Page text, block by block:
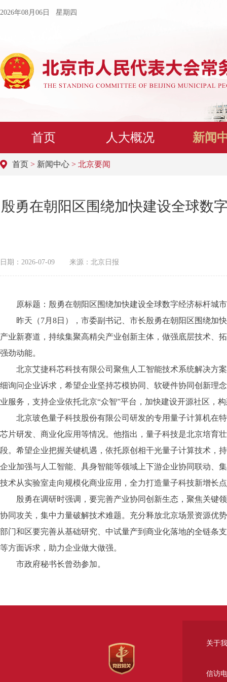
2026年08月06日 星期四
首页 人大概况 新闻
首页 > 新闻中心 > 北京要闻
殷勇在朝阳区围绕加快建设全球数
日期：2026-07-09 来源：北京日报
原标题：殷勇在朝阳区围绕加快建设全球数字经济标杆城
昨天（7月8日），市委副书记、市长殷勇在朝阳区围绕加快
产业新赛道，持续集聚高精尖产业创新主体，做强底层技术、
强劲动能。
北京艾捷科芯科技有限公司聚焦人工智能技术系统解决方案
细询问企业诉求，希望企业坚持芯模协同、软硬件协同创新理
业服务，支持企业依托北京“众智”平台，加快建设开源社区，
北京玻色量子科技股份有限公司研发的专用量子计算机在特
芯片研发、商业化应用等情况。他指出，量子科技是北京培育
段。希望企业把握关键机遇，依托原创相干光量子计算技术，
企业加强与人工智能、具身智能等领域上下游企业协同联动、
技术从实验室走向规模化商业应用，全力打造量子科技新增长
殷勇在调研时强调，要完善产业协同创新生态，聚焦关键领
协同攻关，集中力量破解技术难题。充分释放北京场景资源优
部门和区要完善从基础研究、中试量产到商业化落地的全链条
等方面诉求，助力企业做大做强。
市政府秘书长曾劲参加。
关于
信访